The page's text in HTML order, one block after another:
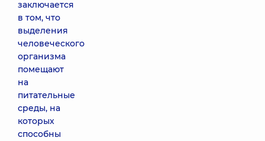
заключается
в том, что
выделения
человеческого
организма
помещают
на
питательные
среды, на
которых
способны